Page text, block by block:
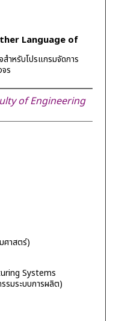
Language of
ำหรับโปรแกรมจัดการ
ร
of Engineering
ศาสตร์)
Systems
รมระบบการผลิต)